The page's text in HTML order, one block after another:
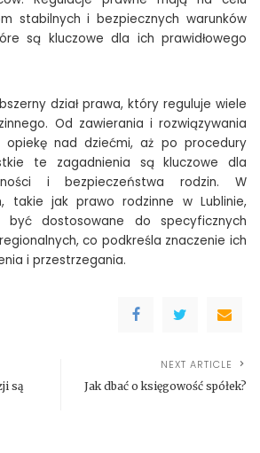
stabilnych i bezpiecznych warunków
są kluczowe dla ich prawidłowego
dział prawa, który reguluje wiele
Od zawierania i rozwiązywania
opiekę nad dziećmi, aż po procedury
te zagadnienia są kluczowe dla
i bezpieczeństwa rodzin. W
takie jak prawo rodzinne w Lublinie,
dostosowane do specyficznych
co podkreśla znaczenie ich
i przestrzegania.
są
NEXT ARTICLE
Jak dbać o księgowość spółek?